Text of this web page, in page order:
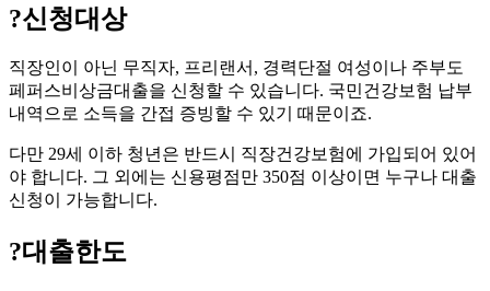
?신청대상
직장인이 아닌 무직자, 프리랜서, 경력단절 여성이나 주부도
페퍼스비상금대출을 신청할 수 있습니다. 국민건강보험 납부
내역으로 소득을 간접 증빙할 수 있기 때문이죠.
다만 29세 이하 청년은 반드시 직장건강보험에 가입되어 있어
야 합니다. 그 외에는 신용평점만 350점 이상이면 누구나 대출
신청이 가능합니다.
?대출한도